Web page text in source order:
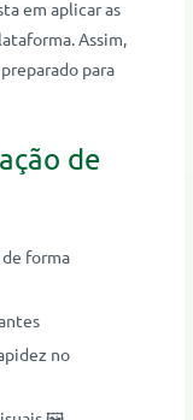
em aplicar as
Assim,
para
de
forma
no